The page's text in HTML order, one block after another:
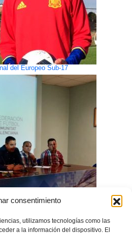
consentimiento
utilizamos tecnologías como las
a la información del dispositivo. El
del Europeo Sub-17
para plantear propuestas al Comité